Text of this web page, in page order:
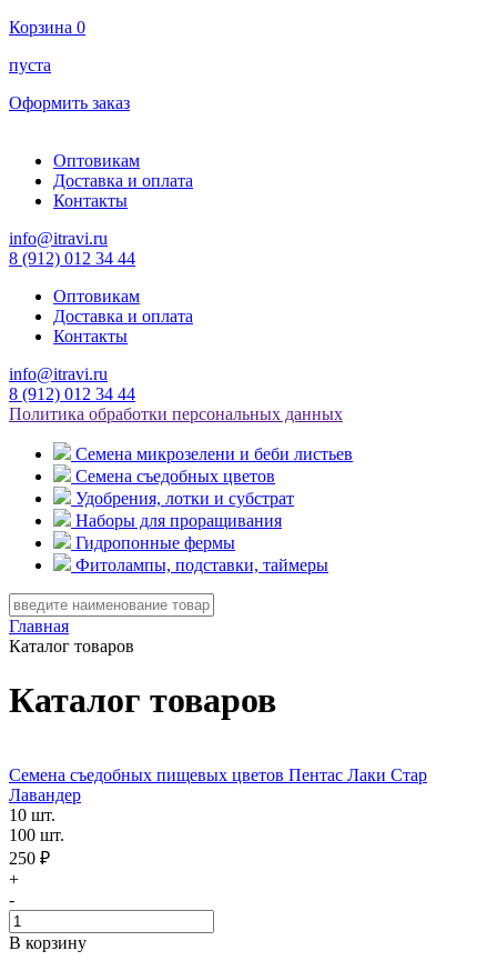
Корзина 0
пуста
Оформить заказ
Оптовикам
Доставка и оплата
Контакты
info@itravi.ru
8 (912) 012 34 44
Оптовикам
Доставка и оплата
Контакты
info@itravi.ru
8 (912) 012 34 44
Политика обработки персональных данных
Семена микрозелени и беби листьев
Семена съедобных цветов
Удобрения, лотки и субстрат
Наборы для проращивания
Гидропонные фермы
Фитолампы, подставки, таймеры
Главная
Каталог товаров
Каталог товаров
Семена съедобных пищевых цветов Пентас Лаки Стар
Лавандер
10 шт.
100 шт.
250 ₽
+
-
В корзину